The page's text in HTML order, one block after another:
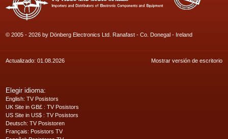
© 2005 - 2026 by Dönberg Electronics Ltd. Ranafast - Co. Donegal - Ireland
Actualizado: 01.08.2026 Mostrar versión de escritorio
Elegir idioma:
English: TV Posistors
UK Site in GB£ : TV Posistors
US Site in US$ : TV Posistors
Deutsch: TV Posistoren
Français: Posistors TV